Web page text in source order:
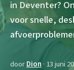
in Deventer?
voor snelle,
doorDion · 13 juni